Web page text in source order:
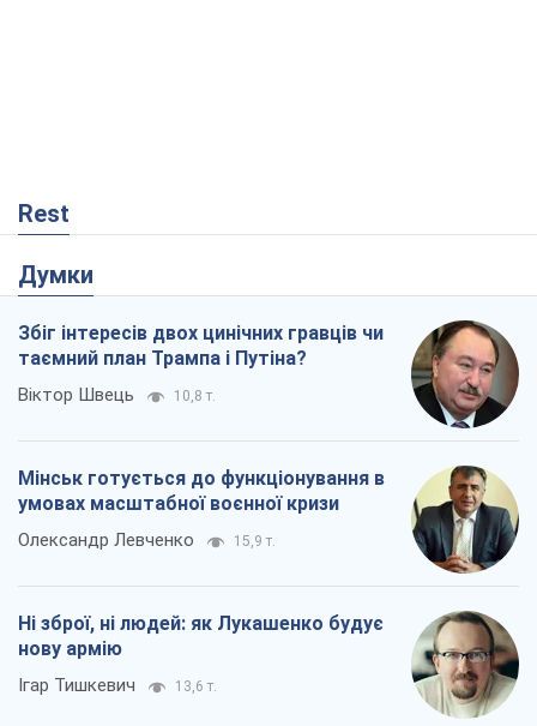
Rest
Думки
Збіг інтересів двох цинічних гравців чи
таємний план Трампа і Путіна?
Віктор Швець 10,8 т.
Мінськ готується до функціонування в
умовах масштабної воєнної кризи
Олександр Левченко 15,9 т.
Ні зброї, ні людей: як Лукашенко будує
нову армію
Ігар Тишкевич 13,6 т.